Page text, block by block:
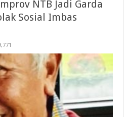
NTB Jadi Garda
Sosial Imbas